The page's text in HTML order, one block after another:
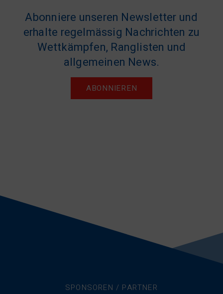
Abonniere unseren Newsletter und
erhalte regelmässig Nachrichten zu
Wettkämpfen, Ranglisten und
allgemeinen News.
ABONNIEREN
SPONSOREN / PARTNER